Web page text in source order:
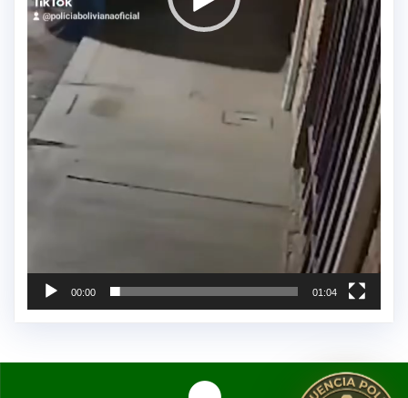
00:00 01:04